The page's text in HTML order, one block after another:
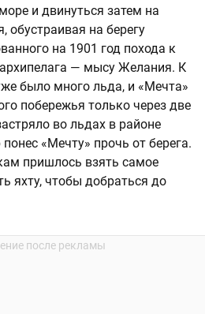
и двинуться затем на
обустраивая на берегу
на 1901 год похода к
— мысу Желания. К
было много льда, и «Мечта»
побережья только через две
во льдах в районе
«Мечту» прочь от берега.
пришлось взять самое
яхту, чтобы добраться до